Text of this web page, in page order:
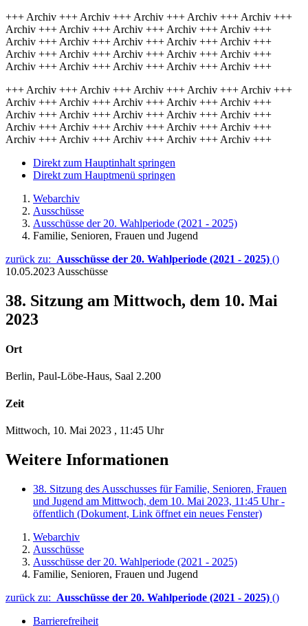
+++ Archiv +++ Archiv +++ Archiv +++ Archiv +++ Archiv +++
Archiv +++ Archiv +++ Archiv +++ Archiv +++ Archiv +++
Archiv +++ Archiv +++ Archiv +++ Archiv +++ Archiv +++
Archiv +++ Archiv +++ Archiv +++ Archiv +++ Archiv +++
Archiv +++ Archiv +++ Archiv +++ Archiv +++ Archiv +++
+++ Archiv +++ Archiv +++ Archiv +++ Archiv +++ Archiv +++
Archiv +++ Archiv +++ Archiv +++ Archiv +++ Archiv +++
Archiv +++ Archiv +++ Archiv +++ Archiv +++ Archiv +++
Archiv +++ Archiv +++ Archiv +++ Archiv +++ Archiv +++
Archiv +++ Archiv +++ Archiv +++ Archiv +++ Archiv +++
Direkt zum Hauptinhalt springen
Direkt zum Hauptmenü springen
Webarchiv
Ausschüsse
Ausschüsse der 20. Wahlperiode (2021 - 2025)
Familie, Senioren, Frauen und Jugend
zurück zu: Ausschüsse der 20. Wahlperiode (2021 - 2025) ()
10.05.2023 Ausschüsse
38. Sitzung am Mittwoch, dem 10. Mai
2023
Ort
Berlin, Paul-Löbe-Haus, Saal 2.200
Zeit
Mittwoch, 10. Mai 2023 , 11:45 Uhr
Weitere Informationen
38. Sitzung des Ausschusses für Familie, Senioren, Frauen
und Jugend am Mittwoch, dem 10. Mai 2023, 11:45 Uhr -
öffentlich (Dokument, Link öffnet ein neues Fenster)
Webarchiv
Ausschüsse
Ausschüsse der 20. Wahlperiode (2021 - 2025)
Familie, Senioren, Frauen und Jugend
zurück zu: Ausschüsse der 20. Wahlperiode (2021 - 2025) ()
Barrierefreiheit